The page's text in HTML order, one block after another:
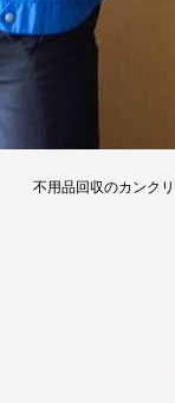
不用品回収のカンクリ